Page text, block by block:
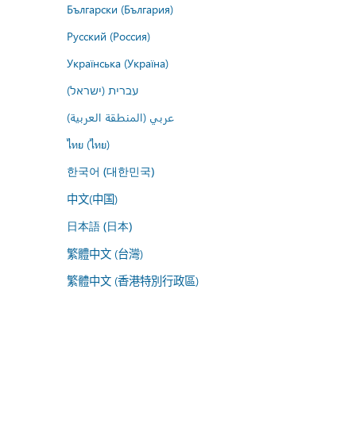
Български (България)
Русский (Россия)
Українська (Україна)
עברית (ישראל)
عربي (المنطقة العربية)
ไทย (ไทย)
한국어 (대한민국)
中文(中国)
日本語 (日本)
繁體中文 (台灣)
繁體中文 (香港特別行政區)